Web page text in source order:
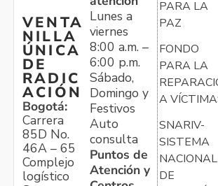
VENTA
NILLA
ÚNICA
DE
RADIC
ACIÓN
Bogotá:
Carrera
85D No.
46A – 65
Complejo
logístico
Lunes a
viernes
8:00 a.m. –
6:00 p.m.
Sábado,
Domingo y
Festivos
Auto
consulta
Puntos de
Atención y
PARA LA
PAZ
FONDO
PARA LA
A
SNARIV-
SISTEMA
NACIONAL
DE